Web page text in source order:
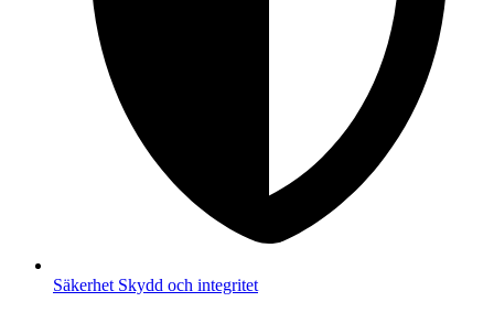
Säkerhet Skydd och integritet